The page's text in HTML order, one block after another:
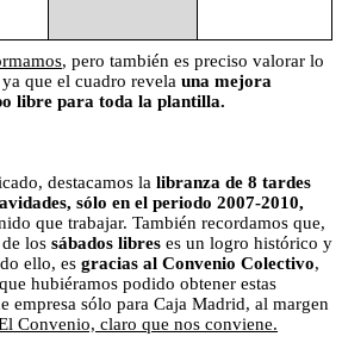
, pero también es preciso valorar lo
que el cuadro revela una mejora
libre para toda la plantilla.
destacamos la libranza de 8 tardes
sólo en el periodo 2007-2010,
que trabajar. También recordamos que,
los sábados libres es un logro histórico y
ello, es gracias al Convenio Colectivo,
hubiéramos podido obtener estas
empresa sólo para Caja Madrid, al margen
Convenio, claro que nos conviene.